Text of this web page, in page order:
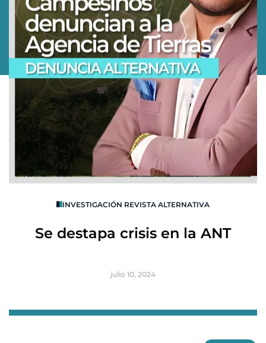
INVESTIGACIÓN REVISTA ALTERNATIVA
Se destapa crisis en la ANT
julio 10, 2024